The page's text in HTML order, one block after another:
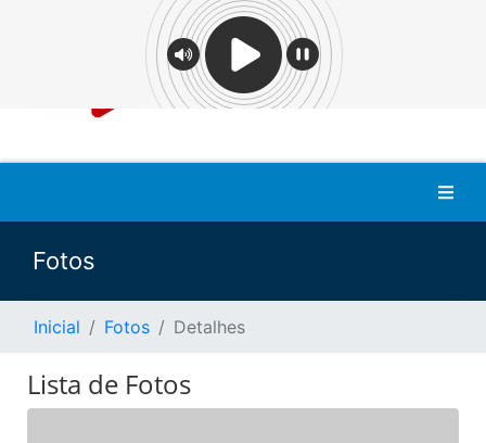
Fotos
Inicial Fotos Detalhes
Lista de Fotos